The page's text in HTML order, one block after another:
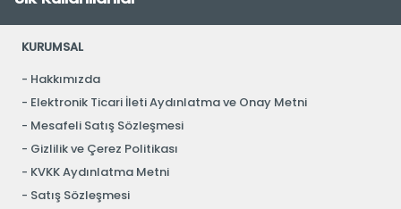
KURUMSAL
Hakkımızda
Elektronik Ticari İleti Aydınlatma ve Onay Metni
Mesafeli Satış Sözleşmesi
Gizlilik ve Çerez Politikası
KVKK Aydınlatma Metni
Satış Sözleşmesi